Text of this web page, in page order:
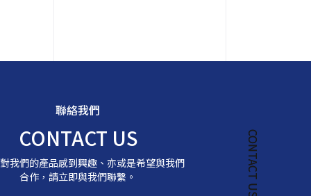
CONTACT US
CONTACT US
聯絡我們
CONTACT US
我們的產品感到興趣、亦或是希望與我們
合作，請立即與我們聯繫。